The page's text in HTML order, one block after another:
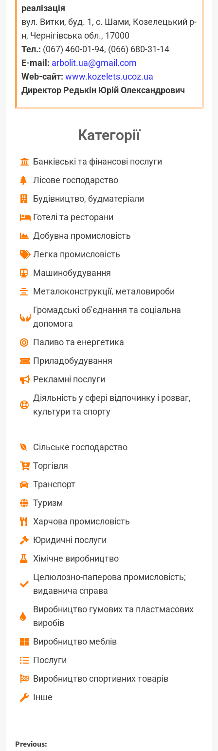
реалізація
вул. Витки, буд. 1, с. Шами, Козелецький р-
н, Чернігівська обл., 17000
Тел.: (067) 460-01-94, (066) 680-31-14
E-mail: arbolit.ua@gmail.com
Web-сайт: www.kozelets.ucoz.ua
Директор Редькін ЮрійОлександрович
Категорії
Банківські та фінансові послуги
Лісове господарство
Будівництво, будматеріали
Готелі та ресторани
Добувна промисловість
Легка промисловість
Машинобудування
Металоконструкції, металовироби
Громадські об'єднання та соціальна
допомога
Паливо та енергетика
Приладобудування
Рекламні послуги
Діяльність у сфері відпочинку і розваг,
культури та спорту
Сільське господарство
Торгівля
Транспорт
Туризм
Харчова промисловість
Юридичні послуги
Хімічне виробництво
Целюлозно-паперова промисловість;
видавнича справа
Виробництво гумових та пластмасових
виробів
Виробництво меблів
Послуги
Виробництво спортивних товарів
Інше
Previous: